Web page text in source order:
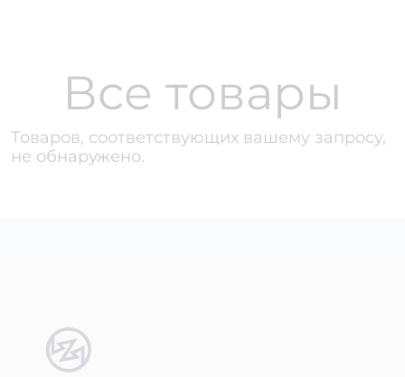
Все товары
Товаров, соответствующих вашему запросу,
не обнаружено.